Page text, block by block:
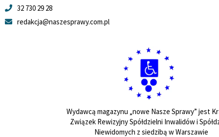
32 730 29 28
redakcja@naszesprawy.com.pl
Wydawcą magazynu „nowe Nasze Sprawy” jest
Związek Rewizyjny Spółdzielni Inwalidów i
Niewidomych z siedzibą w Warszawie